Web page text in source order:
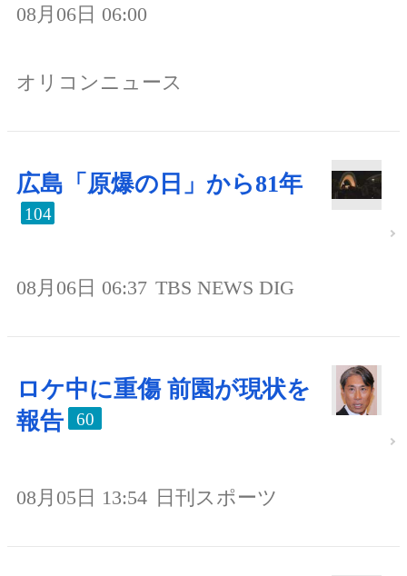
08月06日 06:00
オリコンニュース
広島「原爆の日」から81年
104
08月06日 06:37 TBS NEWS DIG
ロケ中に重傷 前園が現状を
報告
60
08月05日 13:54 日刊スポーツ